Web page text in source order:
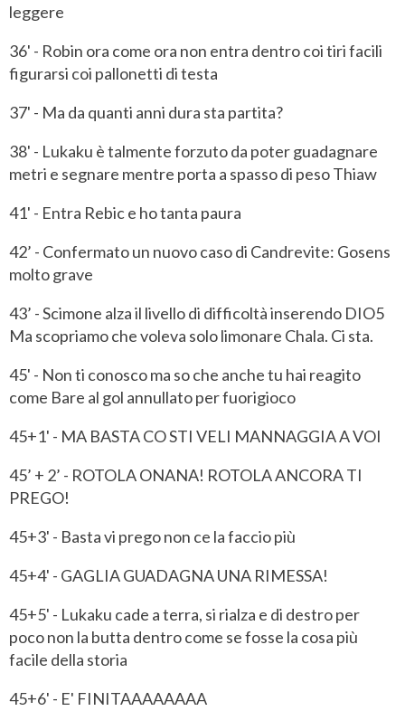
leggere
36' - Robin ora come ora non entra dentro coi tiri facili
figurarsi coi pallonetti di testa
37' - Ma da quanti anni dura sta partita?
38' - Lukaku è talmente forzuto da poter guadagnare
metri e segnare mentre porta a spasso di peso Thiaw
41' - Entra Rebic e ho tanta paura
42’ - Confermato un nuovo caso di Candrevite: Gosens
molto grave
43’ - Scimone alza il livello di difficoltà inserendo DIO5
Ma scopriamo che voleva solo limonare Chala. Ci sta.
45' - Non ti conosco ma so che anche tu hai reagito
come Bare al gol annullato per fuorigioco
45+1' - MA BASTA CO STI VELI MANNAGGIA A VOI
45’ + 2’ - ROTOLA ONANA! ROTOLA ANCORA TI
PREGO!
45+3' - Basta vi prego non ce la faccio più
45+4' - GAGLIA GUADAGNA UNA RIMESSA!
45+5' - Lukaku cade a terra, si rialza e di destro per
poco non la butta dentro come se fosse la cosa più
facile della storia
45+6' - E' FINITAAAAAAAA